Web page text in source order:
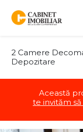
2 Camere
Depozitare
Această
te invităm